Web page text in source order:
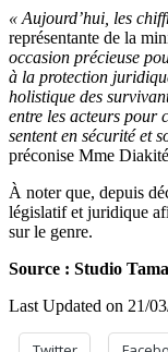
« Aujourd’hui, les
représentante de la
occasion précieuse
à la protection
holistique des
entre les acteurs pour
sentent en sécurité et
préconise Mme
À noter que, depuis
législatif et juridique
sur le genre.
Source : Studio
Last Updated on 21/